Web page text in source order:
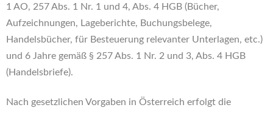
1 AO, 257 Abs. 1 Nr. 1 und 4, Abs. 4 HGB (Bücher,
Aufzeichnungen, Lageberichte, Buchungsbelege,
Handelsbücher, für Besteuerung relevanter Unterlagen, etc.)
und 6 Jahre gemäß § 257 Abs. 1 Nr. 2 und 3, Abs. 4 HGB
(Handelsbriefe).
Nach gesetzlichen Vorgaben in Österreich erfolgt die